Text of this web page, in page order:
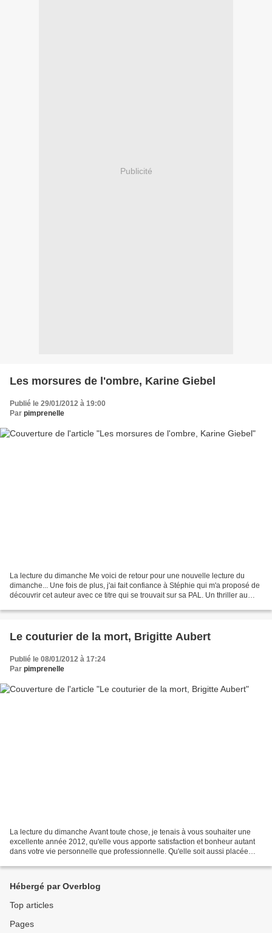
Publicité
Les morsures de l'ombre, Karine Giebel
Publié le 29/01/2012 à 19:00
Par pimprenelle
La lecture du dimanche Me voici de retour pour une nouvelle lecture du
dimanche... Une fois de plus, j'ai fait confiance à Stéphie qui m'a proposé de
découvrir cet auteur avec ce titre qui se trouvait sur sa PAL. Un thriller au
Le couturier de la mort, Brigitte Aubert
Publié le 08/01/2012 à 17:24
Par pimprenelle
La lecture du dimanche Avant toute chose, je tenais à vous souhaiter une
excellente année 2012, qu'elle vous apporte satisfaction et bonheur autant
dans votre vie personnelle que professionnelle. Qu'elle soit aussi placée
Hébergé par Overblog
Top articles
Pages